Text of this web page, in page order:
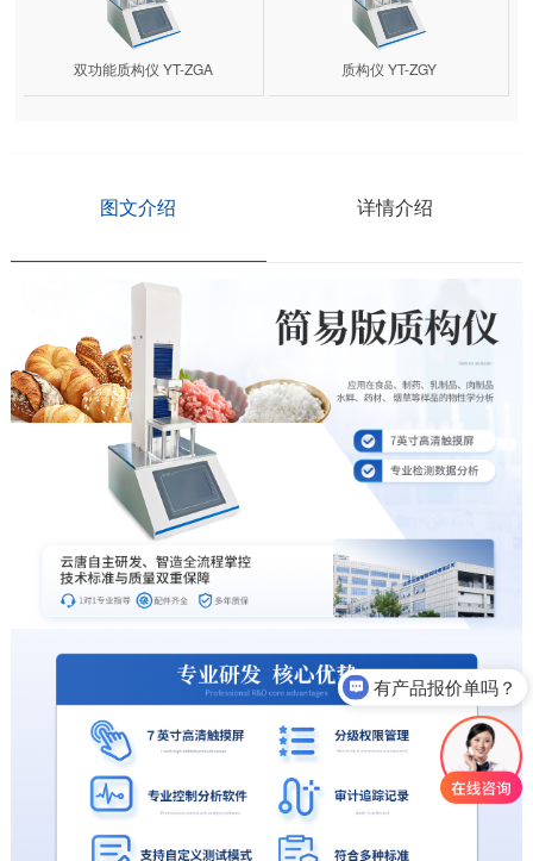
双功能质构仪 YT-ZGA 质构仪 YT-ZGY
图文介绍 详情介绍
有产品报价单吗？
这款仪器多少钱？